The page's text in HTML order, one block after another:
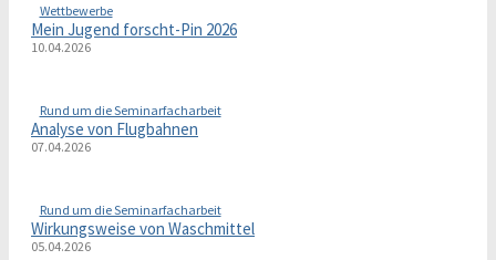
Wettbewerbe
Mein Jugend forscht-Pin 2026
10.04.2026
Rund um die Seminarfacharbeit
Analyse von Flugbahnen
07.04.2026
Rund um die Seminarfacharbeit
Wirkungsweise von Waschmittel
05.04.2026